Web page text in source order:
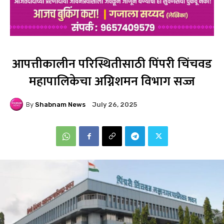
आपत्तीकालीन परिस्थितीसाठी पिंपरी चिंचवड
महापालिकेचा अग्निशमन विभाग सज्ज
By Shabnam News July 26, 2025